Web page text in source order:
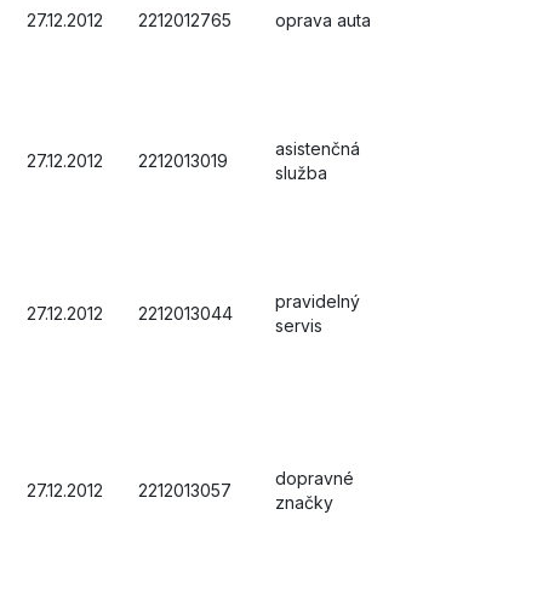
27.12.2012 2212012765 oprava auta
27.12.2012 2212013019
asistenčná
služba
27.12.2012 2212013044
pravidelný
servis
27.12.2012 2212013057
dopravné
značky